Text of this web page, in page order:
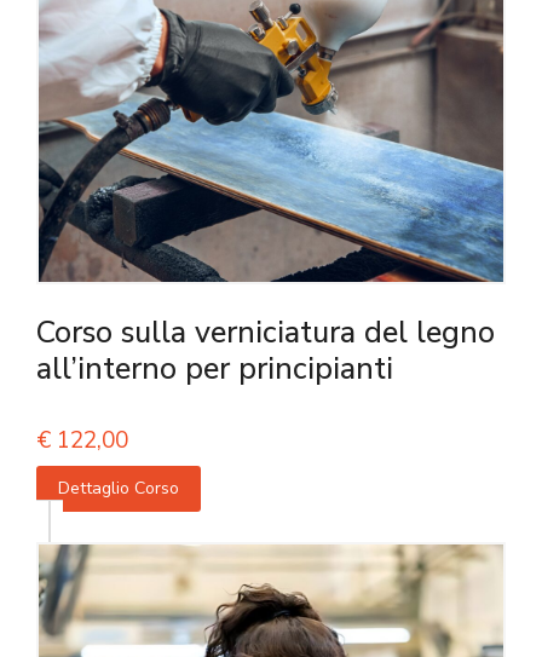
Corso sulla verniciatura del legno
all’interno per principianti
€ 122,00
Dettaglio Corso